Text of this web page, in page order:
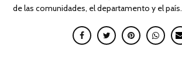
de las comunidades, el departamento y el país.